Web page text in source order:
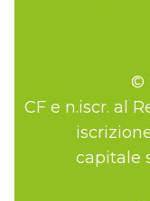
©
CF e n.iscr. al
capitale